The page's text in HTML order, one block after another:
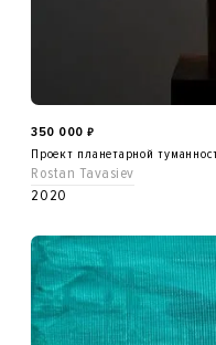
350 000 ₽
Проект планетарной
Rostan Tavasiev
2020